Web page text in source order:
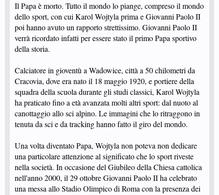
Il Papa è morto. Tutto il mondo lo piange, compreso il mondo
dello sport, con cui Karol Wojtyla prima e Giovanni Paolo II
poi hanno avuto un rapporto strettissimo. Giovanni Paolo II
verrà ricordato infatti per essere stato il primo Papa sportivo
della storia.
Calciatore in gioventù a Wadowice, città a 50 chilometri da
Cracovia, dove era nato il 18 maggio 1920, e portiere della
squadra della scuola durante gli studi classici, Karol Wojtyla
ha praticato fino a età avanzata molti altri sport: dal nuoto al
canottaggio allo sci alpino. Le immagini che lo ritraggono in
tenuta da sci e da tracking hanno fatto il giro del mondo.
Una volta diventato Papa, Wojtyla non poteva non dedicare
una particolare attenzione al significato che lo sport riveste
nella società. In occasione del Giubileo della Chiesa cattolica
nell'anno 2000, il 29 ottobre Giovanni Paolo II ha celebrato
una messa allo Stadio Olimpico di Roma con la presenza dei